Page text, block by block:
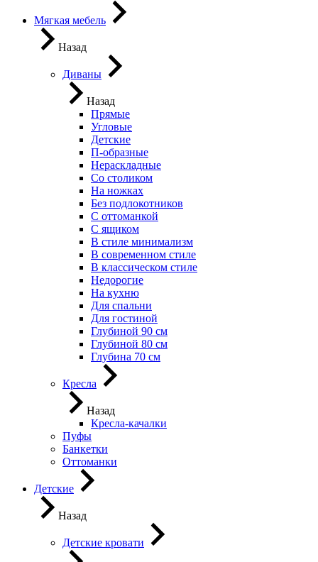
Мягкая мебель
Назад
Диваны
Назад
Прямые
Угловые
Детские
П-образные
Нераскладные
Со столиком
На ножках
Без подлокотников
С оттоманкой
С ящиком
В стиле минимализм
В современном стиле
В классическом стиле
Недорогие
На кухню
Для спальни
Для гостиной
Глубиной 90 см
Глубиной 80 см
Глубина 70 см
Кресла
Назад
Кресла-качалки
Пуфы
Банкетки
Оттоманки
Детские
Назад
Детские кровати